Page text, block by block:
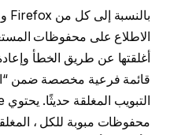
الاطلاع على محفوظات
قائمة فرعية مخصصة ضمن
محفوظات مبوبة للكل ،